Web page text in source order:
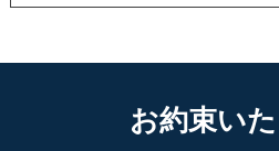
お約束い